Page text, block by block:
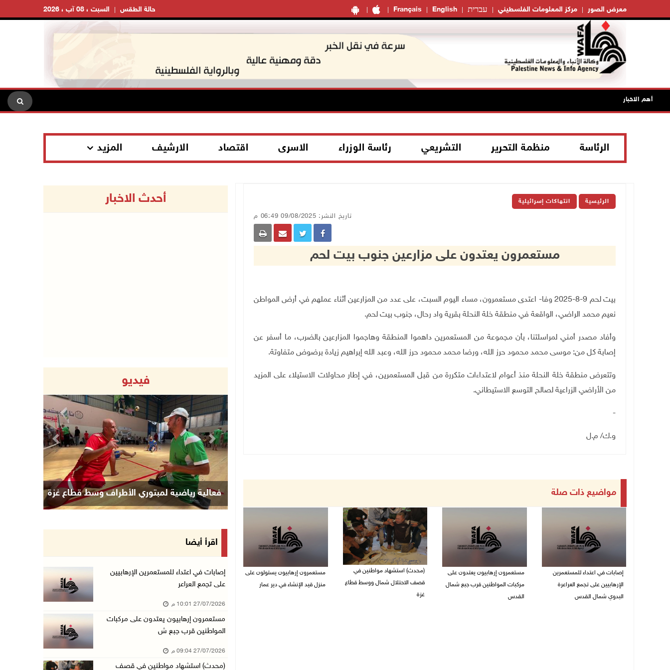
Français English עברית مركز المعلومات الفلسطيني معرض الصور السبت ، 08 آب ، 2026 حالة الطقس
أهم الاخبار
الرئاسة منظمة التحرير التشريعي رئاسة الوزراء الاسرى اقتصاد الارشيف المزيد
الرئيسية انتهاكات إسرائيلية
تاريخ النشر: 09/08/2025 06:49 م
مستعمرون يعتدون على مزارعين جنوب بيت لحم
بيت لحم 9-8-2025 وفا- اعتدى مستعمرون، مساء اليوم السبت، على عدد من المزارعين أثناء عملهم في أرض المواطن
نعيم محمد الراضي، الواقعة في منطقة خلة النحلة بقرية واد رحال، جنوب بيت لحم.
وأفاد مصدر أمني لمراسلتنا، بأن مجموعة من المستعمرين داهموا المنطقة وهاجموا المزارعين بالضرب، ما أسفر عن
إصابة كل من: موسى محمد محمود حرز الله، ورضا محمد محمود حرز الله، وعبد الله إبراهيم زيادة برضوض متفاوتة.
وتتعرض منطقة خلة النحلة منذ أعوام لاعتداءات متكررة من قبل المستعمرين، في إطار محاولات الاستيلاء على المزيد
من الأراضي الزراعية لصالح التوسع الاستيطاني.
-
و.ك/ م.ل
مواضيع ذات صلة
إصابات في اعتداء للمستعمرين
الإرهابيين على تجمع العراعرة
البدوي شمال القدس
مستعمرون إرهابيون يعتدون على
مركبات المواطنين قرب جبع شمال
القدس
(محدث) استشهاد مواطنين في
قصف الاحتلال شمال ووسط قطاع
غزة
مستعمرون إرهابيون يستولون على
منزل قيد الإنشاء في دير عمار
أحدث الاخبار
فيديو
فعالية رياضية لمبتوري الأطراف وسط قطاع غزة
Previous Next
اقرأ أيضا
إصابات في اعتداء للمستعمرين الإرهابيين
على تجمع العراعر
27/07/2026 10:01 م
مستعمرون إرهابيون يعتدون على مركبات
المواطنين قرب جبع ش
27/07/2026 09:04 م
(محدث) استشهاد مواطنين في قصف